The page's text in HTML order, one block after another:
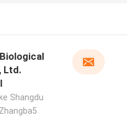
Ltd.
Shangdu